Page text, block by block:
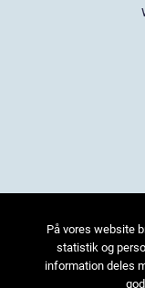
På vores website
statistik og
information deles